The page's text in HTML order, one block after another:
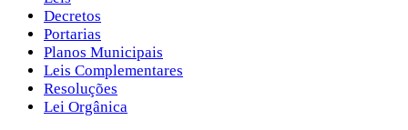
Decretos
Portarias
Planos Municipais
Leis Complementares
Resoluções
Lei Orgânica